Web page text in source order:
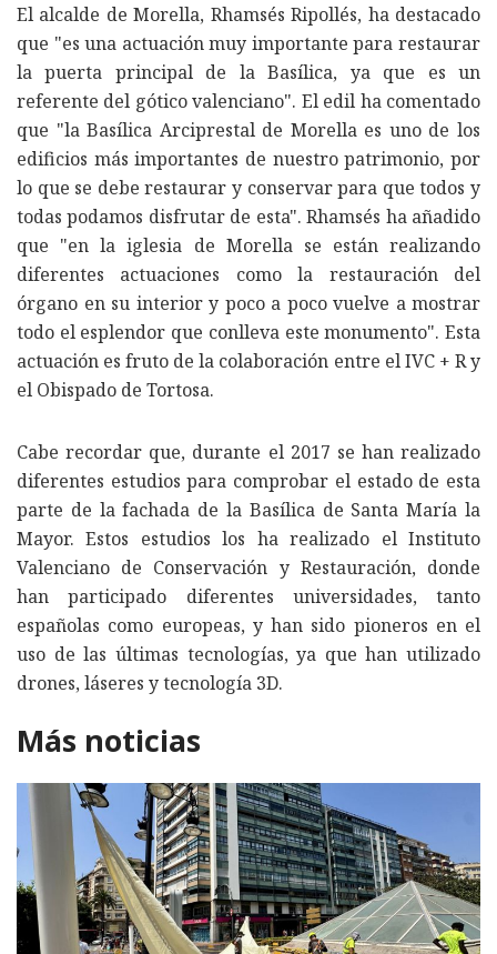
El alcalde de Morella, Rhamsés Ripollés, ha destacado
que "es una actuación muy importante para restaurar
la puerta principal de la Basílica, ya que es un
referente del gótico valenciano". El edil ha comentado
que "la Basílica Arciprestal de Morella es uno de los
edificios más importantes de nuestro patrimonio, por
lo que se debe restaurar y conservar para que todos y
todas podamos disfrutar de esta". Rhamsés ha añadido
que "en la iglesia de Morella se están realizando
diferentes actuaciones como la restauración del
órgano en su interior y poco a poco vuelve a mostrar
todo el esplendor que conlleva este monumento". Esta
actuación es fruto de la colaboración entre el IVC + R y
el Obispado de Tortosa.
Cabe recordar que, durante el 2017 se han realizado
diferentes estudios para comprobar el estado de esta
parte de la fachada de la Basílica de Santa María la
Mayor. Estos estudios los ha realizado el Instituto
Valenciano de Conservación y Restauración, donde
han participado diferentes universidades, tanto
españolas como europeas, y han sido pioneros en el
uso de las últimas tecnologías, ya que han utilizado
drones, láseres y tecnología 3D.
Más noticias